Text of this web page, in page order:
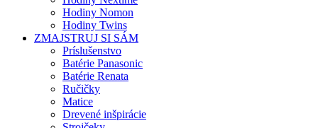
Hodiny Nomon
Hodiny Twins
ZMAJSTRUJ SI SÁM
Príslušenstvo
Batérie Panasonic
Batérie Renata
Ručičky
Matice
Drevené inšpirácie